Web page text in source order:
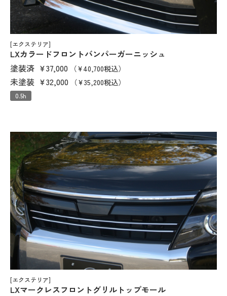
[エクステリア]
LXカラードフロントバンパーガーニッシュ
塗装済 ¥37,000 （¥40,700税込）
未塗装 ¥32,000 （¥35,200税込）
0.5h
[エクステリア]
LXマークレスフロントグリルトップモール